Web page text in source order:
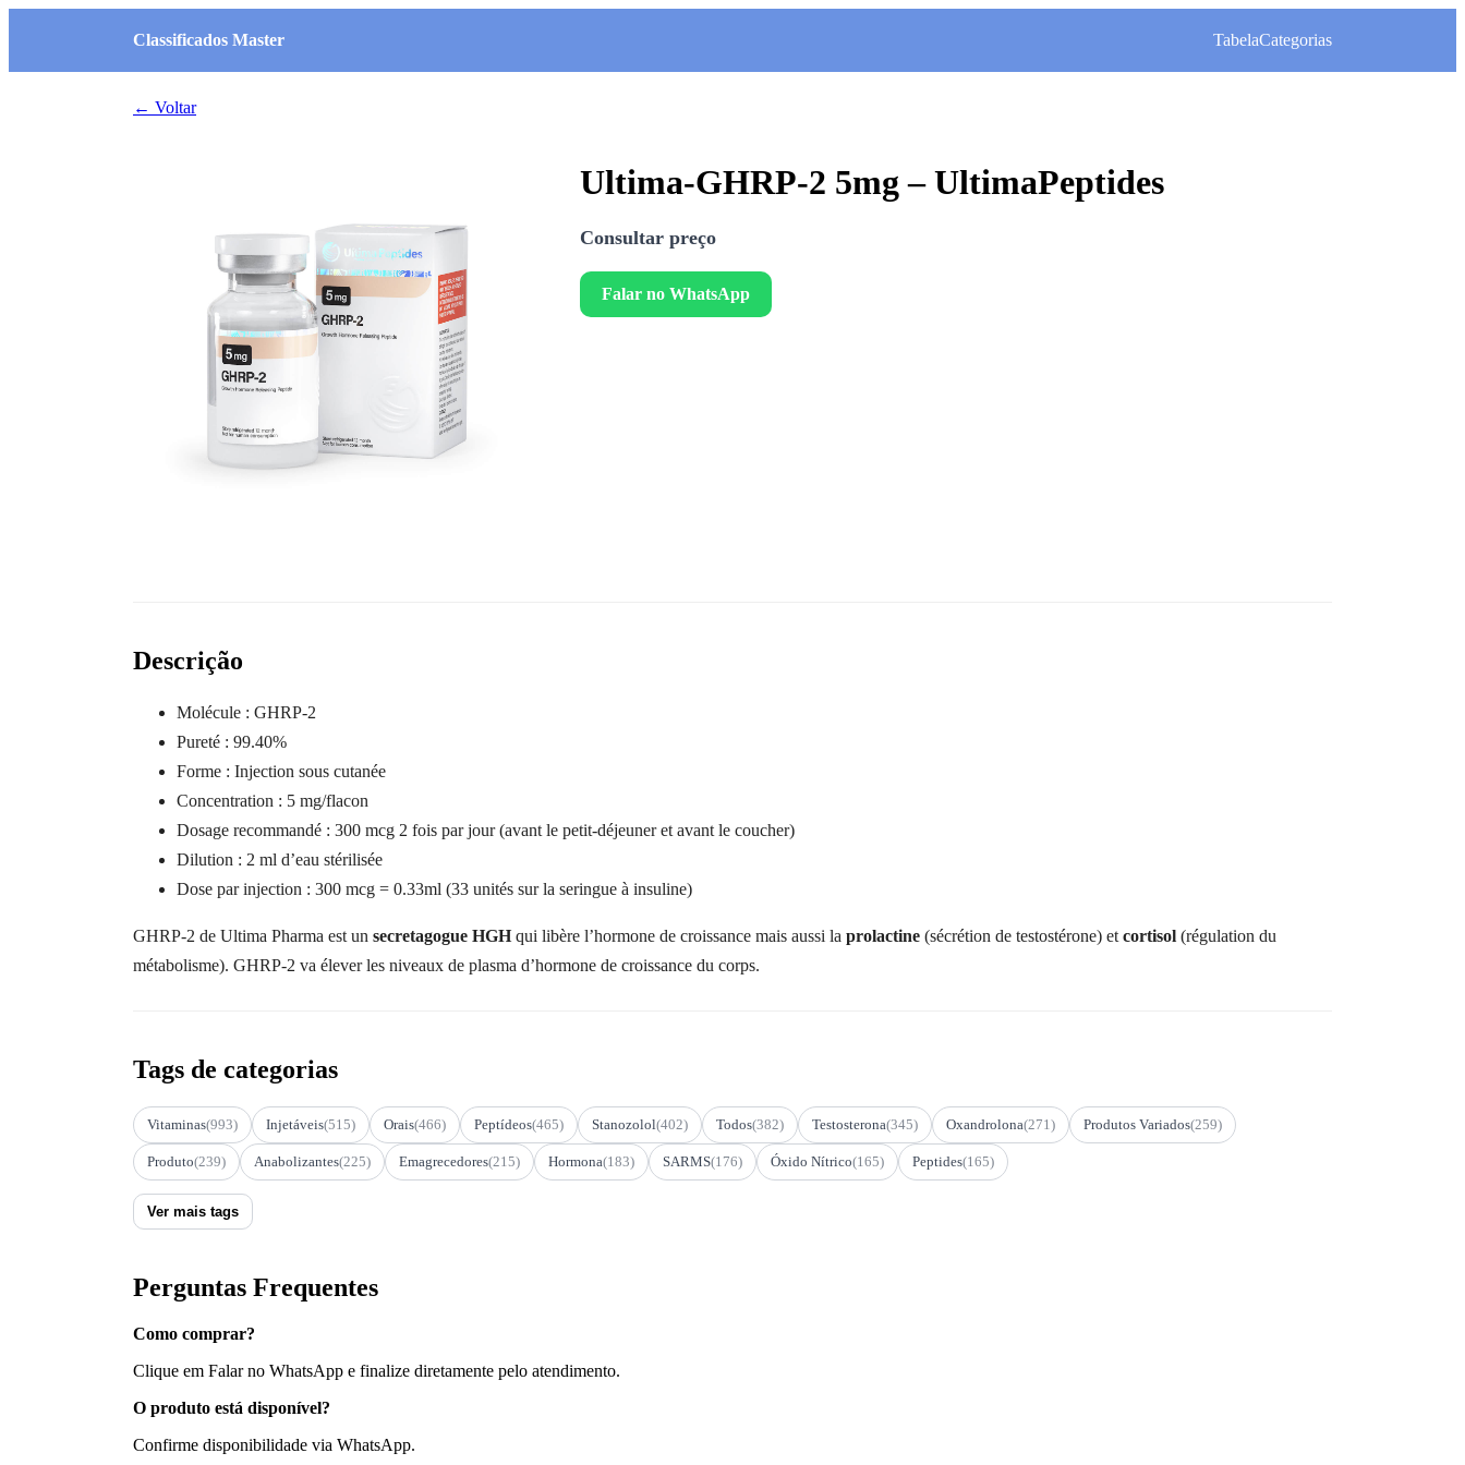
Classificados Master TabelaCategorias
← Voltar
Ultima-GHRP-2 5mg – UltimaPeptides
Consultar preço
Falar no WhatsApp
Descrição
Molécule : GHRP-2
Pureté : 99.40%
Forme : Injection sous cutanée
Concentration : 5 mg/flacon
Dosage recommandé : 300 mcg 2 fois par jour (avant le petit-déjeuner et avant le coucher)
Dilution : 2 ml d’eau stérilisée
Dose par injection : 300 mcg = 0.33ml (33 unités sur la seringue à insuline)
GHRP-2 de Ultima Pharma est un secretagogue HGHqui libère l’hormone de croissance mais aussi la prolactine (sécrétion de testostérone) et cortisol (régulation du
métabolisme). GHRP-2 va élever les niveaux de plasma d’hormone de croissance du corps.
Tags de categorias
Vitaminas(993) Injetáveis(515) Orais(466) Peptídeos(465) Stanozolol(402) Todos(382) Testosterona(345) Oxandrolona(271) Produtos Variados(259)
Produto(239) Anabolizantes(225) Emagrecedores(215) Hormona(183) SARMS(176) Óxido Nítrico(165) Peptides(165)
Ver mais tags
Perguntas Frequentes
Como comprar?
Clique em Falar no WhatsApp e finalize diretamente pelo atendimento.
O produto está disponível?
Confirme disponibilidade via WhatsApp.